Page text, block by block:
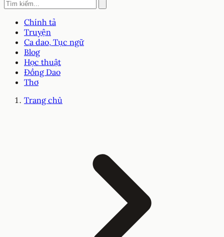
Chính tả
Truyện
Ca dao, Tục ngữ
Blog
Học thuật
Đồng Dao
Thơ
Trang chủ